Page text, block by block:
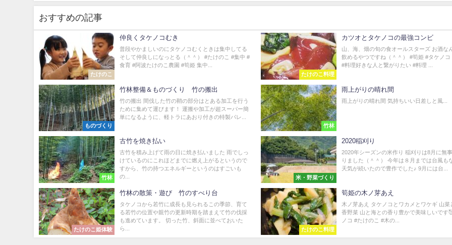
おすすめの記事
たけのこ
仲良くタケノコむき
普段やかましいのにタケノコむくときは集中してる
そして仲良しになっとる（＾＾） #たけのこ #集中 #
食育 #阿波たけのこ農園 #筍姫 集中...
たけのこ料理
カツオとタケノコの最強コンビ
山、海、畑の旬の食オールスターズ お酒な
飲めるやつですね（＾＾） #筍姫 #タケノコ
#料理好きな人と繋がりたい #料理 ...
ものづくり
竹林整備＆ものづくり 竹の搬出
竹の搬出 間伐した竹の鞘の部分はとある加工を行う
ために集めて運びます！ 運搬や加工が超スーパー簡
単になるように、軽トラにあおり付きの特製パレ...
竹林
雨上がりの晴れ間
雨上がりの晴れ間️ 気持ちいい日差しと風...
竹林
古竹を焼き払い
古竹を積み上げて雨の日に焼き払いました 雨でしっ
けているのにこれほどまでに燃え上がるというので
すから、竹の持つエネルギーというのはすごいも
の...
米・野菜づくり
2020稲刈り
2020年シーズンの米作り 稲刈りは8月に無
りました（＾＾） 今年は８月までは台風も
天気が続いたので豊作でした♪ 9月には台...
たけのこ姫体験
竹林の散策・遊び 竹のすべり台
タケノコから若竹に成長も見られるこの季節、育て
る若竹の位置や親竹の更新時期を踏まえて竹の伐採
も進めています。 切った竹、斜面に並べておいた
ら...
たけのこ料理
筍姫の木ノ芽あえ
木ノ芽あえ タケノコとワカメとワケギ 山菜
香野菜 山と海との香り豊かで美味しいです
ノコ #たけのこ #木の...